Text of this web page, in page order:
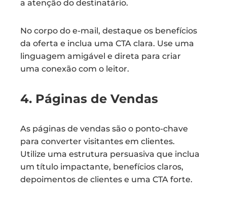
a atenção do destinatário.
No corpo do e-mail, destaque os benefícios
da oferta e inclua uma CTA clara. Use uma
linguagem amigável e direta para criar
uma conexão com o leitor.
4. Páginas de Vendas
As páginas de vendas são o ponto-chave
para converter visitantes em clientes.
Utilize uma estrutura persuasiva que inclua
um título impactante, benefícios claros,
depoimentos de clientes e uma CTA forte.